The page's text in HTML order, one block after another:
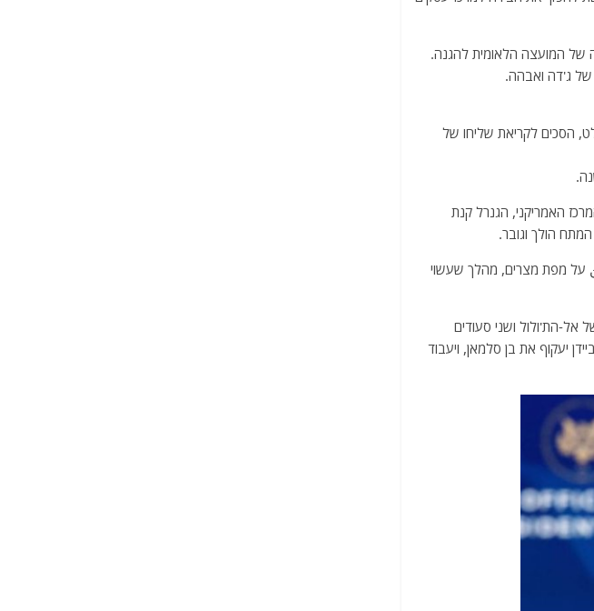
של המועצה הלאומית להגנה.
של ג'דה ואבהה.
הסכים לקריאת שליחו של
האמריקני, הגנרל קנת
הולך וגובר.
על מפת מצרים, מהלך שעשוי
אל-הת'ולול ושני סעודים
יעקוף את בן סלמאן, ויעבוד